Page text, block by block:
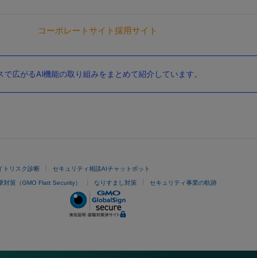
コーポレートサイト採用サイト
広がるAI機能の取り組みをまとめて紹介しています。
トリスク診断 セキュリティ相談AIチャットボット
対策（GMO Flatt Security） なりすまし対策 セキュリティ事業の軌跡